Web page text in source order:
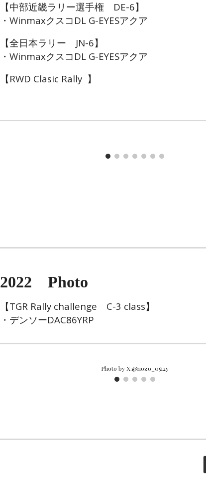
【中部近畿ラリー選手権 DE-6】
・WinmaxクスコDL G-EYESアクア
【全日本ラリー JN-6】
・WinmaxクスコDL G-EYESアクア
【RWD Clasic Rally 】
2022 Photo
【TGR Rally challenge C-3 class】
・デンソーDAC86YRP
Photo by X:@nozo_0512y